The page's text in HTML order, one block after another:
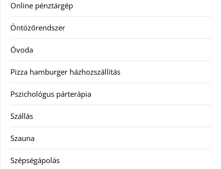
Online pénztárgép
Öntözőrendszer
Óvoda
Pizza hamburger házhozszállítás
Pszichológus párterápia
Szállás
Szauna
Szépségápolás